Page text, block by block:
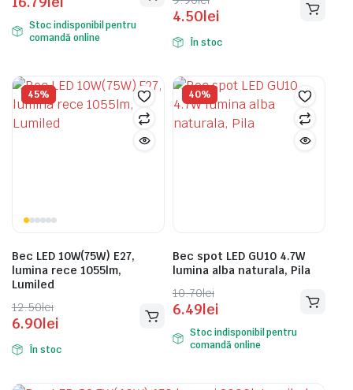
inițial
a
fost:
curent
este:
16.79lei.
Stoc indisponibil pentru
comandă online
inițial
a
9.90lei.
4.50lei
curent
este:În stoc
45%
Bec LED 10W(75W) E27,
lumina rece 1055lm,
Lumiled
12.50lei
Prețul
inițial
a
12.50lei.
6.90lei
Prețul
curent
este:În stoc
40%
Bec spot LED GU10 4.7W
lumina alba naturala, Pila
10.70lei
Prețul
inițial
a
fost:
6.49lei
Prețul
curent
este:
6.49lei.
Stoc indisponibil pentru
comandă online